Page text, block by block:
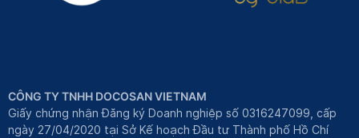
CÔNG TY TNHH DOCOSAN VIETNAM
Giấy chứng nhận Đăng ký Doanh nghiệp số 0316247099, cấp
ngày 27/04/2020 tại Sở Kế hoạch Đầu tư Thành phố Hồ Chí